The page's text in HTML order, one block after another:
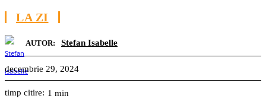
LA ZI
AUTOR: Stefan Isabelle
decembrie 29, 2024
timp citire: 1 min